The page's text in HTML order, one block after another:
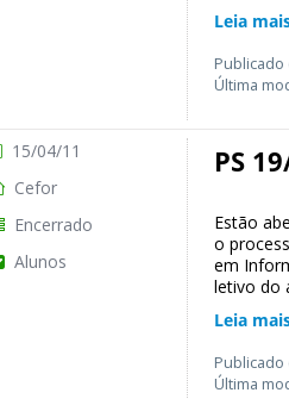
Leia
Publicado
Última
PS
Estão
o
em
letivo do
Leia
Publicado
Última
15/04/11
Cefor
Encerrado
Alunos